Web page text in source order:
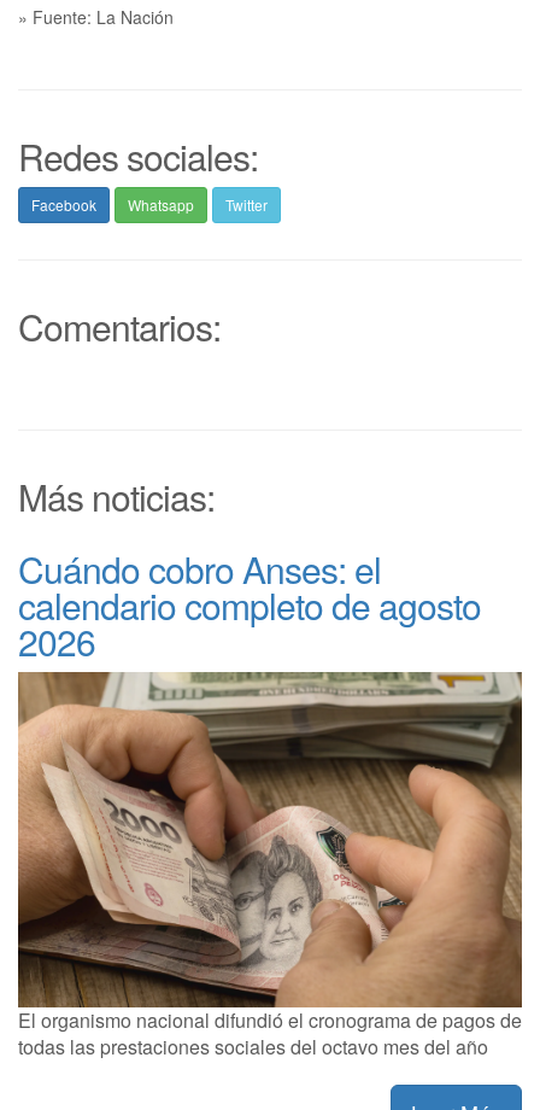
» Fuente: La Nación
Redes sociales:
Facebook Whatsapp Twitter
Comentarios:
Más noticias:
Cuándo cobro Anses: el
calendario completo de agosto
2026
El organismo nacional difundió el cronograma de pagos de
todas las prestaciones sociales del octavo mes del año